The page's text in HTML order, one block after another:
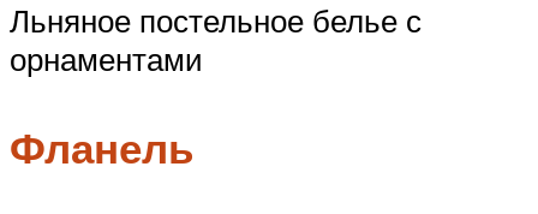
Льняное постельное белье с
орнаментами
Фланель